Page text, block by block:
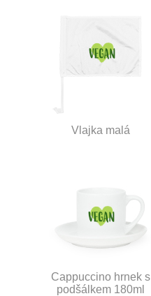
Vlajka malá
Cappuccino hrnek s
podšálkem 180ml